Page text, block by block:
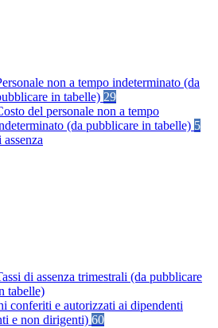
non a tempo indeterminato (da
in tabelle) 29
del personale non a tempo
(da pubblicare in tabelle) 5
di assenza trimestrali (da pubblicare
tabelle)
conferiti e autorizzati ai dipendenti
e non dirigenti) 60